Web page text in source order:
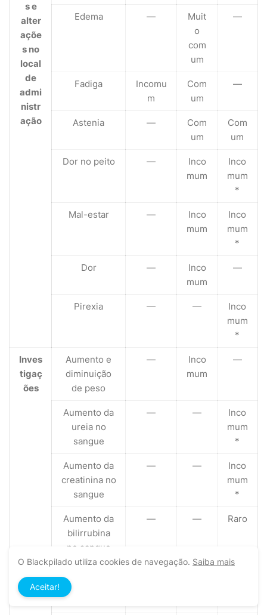
s e
alter
açõe
s no
local
de
admi
nistr
ação
Edema —
Muit
o
com
um
—
Fadiga
Incomu
m
Com
um
—
Astenia —
Com
um
Com
um
Dor no peito —
Inco
mum
Inco
mum
*
Mal-estar —
Inco
mum
Inco
mum
*
Dor —
Inco
mum
—
Pirexia — —
Inco
mum
*
Inves
tigaç
ões
Aumento e
diminuição
de peso
—
Inco
mum
—
Aumento da
ureia no
sangue
— —
Inco
mum
*
Aumento da
creatinina no
sangue
— —
Inco
mum
*
Aumento da
bilirrubina
no sangue
— — Raro
enzimas
O Blackpilado utiliza cookies de navegação. Saiba mais
Aceitar!